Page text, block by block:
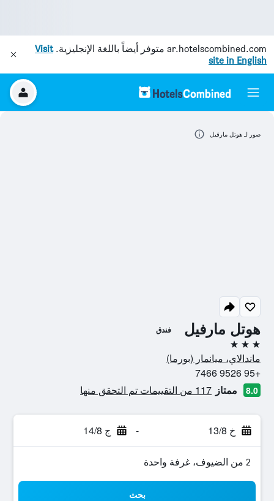
ar.hotelscombined.com متوفر أيضاً باللغة الإنجليزية.Visit
site in English
هوتل مارفيل فندق
3 نجوم
ماندالاي، ميانمار (بورما)
+95 9526 7466
8.0 ممتاز 117 من التقييمات تم التحقق منها
خ 13/8 - ج 14/8
2 من الضيوف، غرفة واحدة
بحث
صور لـ هوتل مارفيل